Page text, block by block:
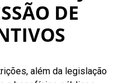
DE
além da legislação